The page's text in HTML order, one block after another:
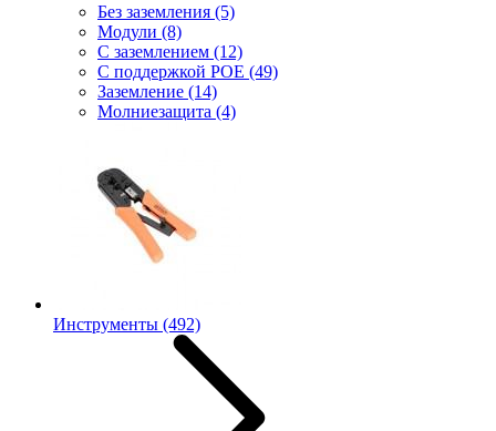
Без заземления (5)
Модули (8)
С заземлением (12)
С поддержкой POE (49)
Заземление (14)
Молниезащита (4)
Инструменты (492)